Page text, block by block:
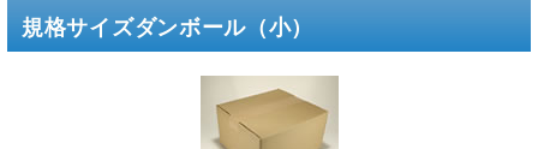
規格サイズダンボール（小）